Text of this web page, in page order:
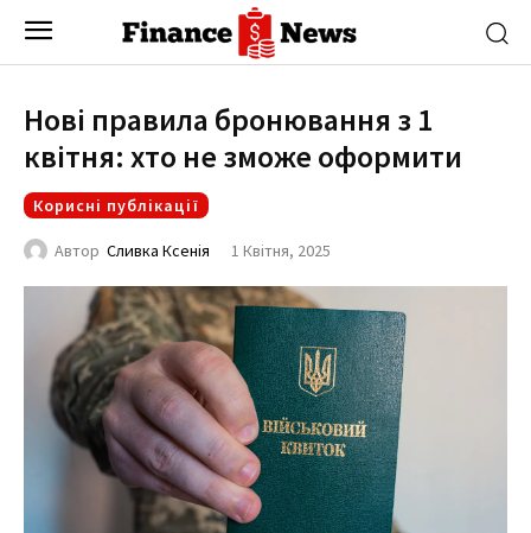
Нові правила бронювання з 1
квітня: хто не зможе оформити
Корисні публікації
Автор Сливка Ксенія 1 Квітня, 2025